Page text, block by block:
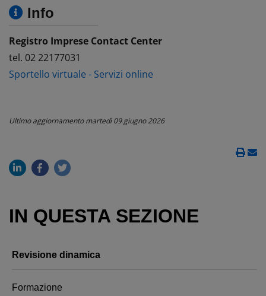
Info
Registro Imprese Contact Center
tel. 02 22177031
Sportello virtuale - Servizi online
Ultimo aggiornamentomartedì 09 giugno 2026
IN QUESTA SEZIONE
Revisione dinamica
Formazione